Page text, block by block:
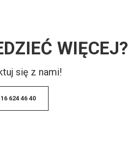
WIĘCEJ?
się z nami!
16 624 46 40